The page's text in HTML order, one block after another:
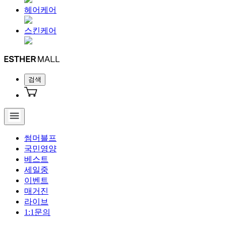
헤어케어
스킨케어
검색
썸머블프
국민영양
베스트
세일중
이벤트
매거진
라이브
1:1문의